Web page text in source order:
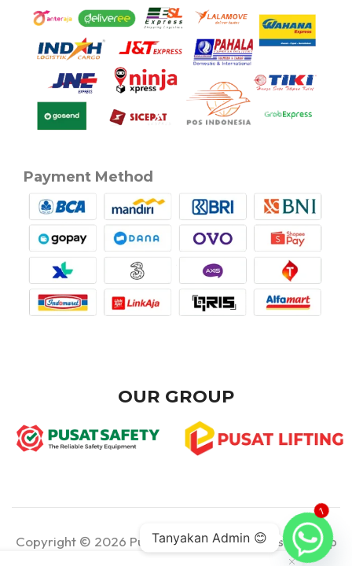
Payment Method
OUR GROUP
Copyright © 2026 Pusat Teknik - Part of Pusat Group
Tanyakan Admin 😊